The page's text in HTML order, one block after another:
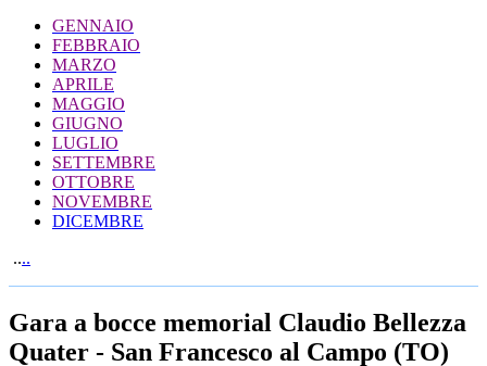
GENNAIO
FEBBRAIO
MARZO
APRILE
MAGGIO
GIUGNO
LUGLIO
SETTEMBRE
OTTOBRE
NOVEMBRE
DICEMBRE
....
Gara a bocce memorial Claudio Bellezza
Quater - San Francesco al Campo (TO)